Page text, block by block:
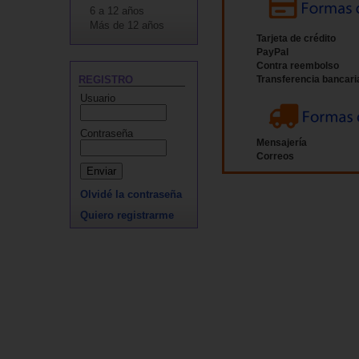
6 a 12 años
Más de 12 años
REGISTRO
Usuario
Contraseña
Olvidé la contraseña
Quiero registrarme
Tarjeta de crédito
PayPal
Contra reembolso
Transferencia
Mensajería
Correos